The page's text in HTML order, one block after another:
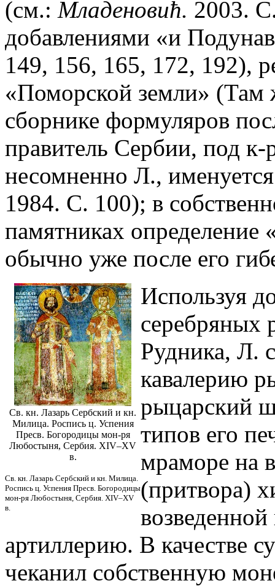
(см.: Младеновић. 2003.
добавлениями «и
149, 156, 165, 172, 192),
«Поморской земли» (Там
сборнике формуляров
правитель Сербии, под к-
несомненно Л.,
1984. С. 100); в
памятниках определение
обычно уже после его
Св. кн. Лазарь Сербский и кн.
Милица. Роспись ц. Успения
Пресв. Богородицы мон-ря
Любостыня, Сербия. XIV–XV
в.
Св. кн. Лазарь Сербский и кн. Милица.
Роспись ц. Успения Пресв. Богородицы
мон-ря Любостыня, Сербия. XIV–XV
в.
Используя
серебряных
Рудника, Л.
кавалерию
рыцарский
типов его
мраморе на
(притвора)
артиллерию. В качестве
чеканил собственную